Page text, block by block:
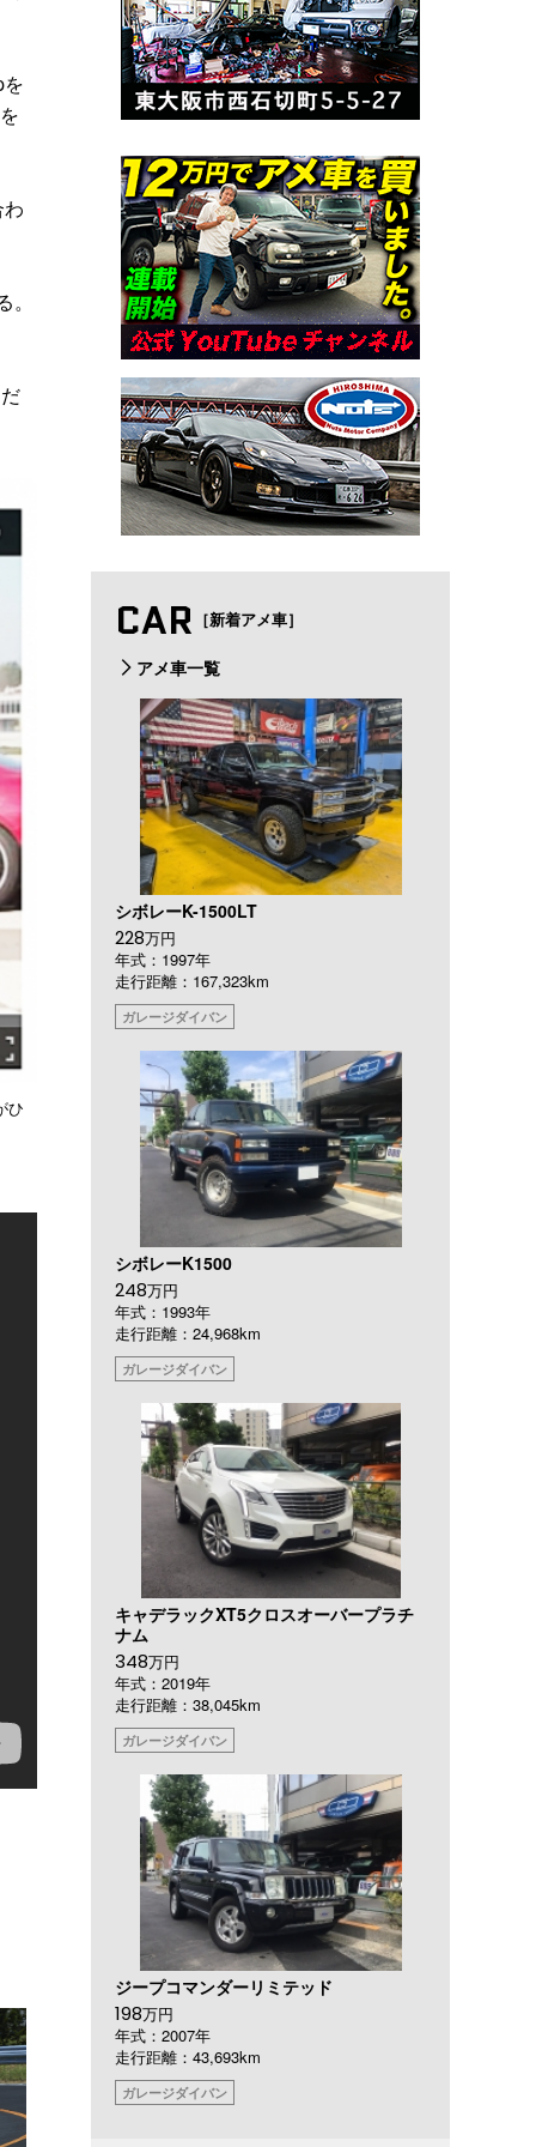
ひ
CAR ［新着アメ車］
アメ車一覧
シボレーK-1500LT
228万円
年式：1997年
走行距離：167,323km
ガレージダイバン
シボレーK1500
248万円
年式：1993年
走行距離：24,968km
ガレージダイバン
キャデラックXT5クロスオーバープラチ
ナム
348万円
年式：2019年
走行距離：38,045km
ガレージダイバン
ジープコマンダーリミテッド
198万円
年式：2007年
走行距離：43,693km
ガレージダイバン